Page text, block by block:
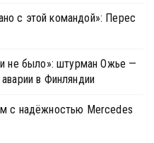
с этой командой»: Перес
не было»: штурман Ожье —
в Финляндии
с надёжностью Mercedes